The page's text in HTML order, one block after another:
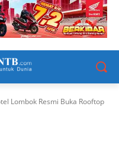
Lombok Resmi Buka Rooftop